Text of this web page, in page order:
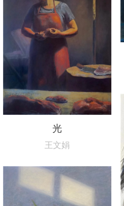
光
王文娟